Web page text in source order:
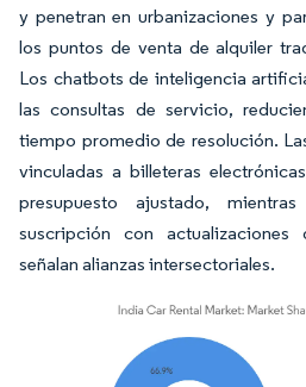
y penetran en urbanizaciones y
los puntos de venta de alquiler
Los chatbots de inteligencia
las consultas de servicio,
tiempo promedio de resolución.
vinculadas a billeteras
presupuesto ajustado,
suscripción con actualizaciones
señalan alianzas intersectoriales.